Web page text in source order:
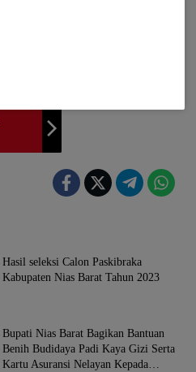
Hasil seleksi Calon Paskibraka
Kabupaten Nias Barat Tahun 2023
Bupati Nias Barat Bagikan Bantuan
Benih Budidaya Padi Kaya Gizi Serta
Kartu Asuransi Nelayan Kepada